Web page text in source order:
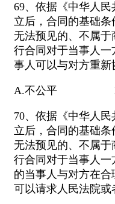
69、依据《中华人
立后，合同的基础
无法预见的、不属
行合同对于当事人
事人可以与对方重新
A.不公平 B.
70、依据《中华人
立后，合同的基础
无法预见的、不属
行合同对于当事人
的当事人与对方在
可以请求人民法院或